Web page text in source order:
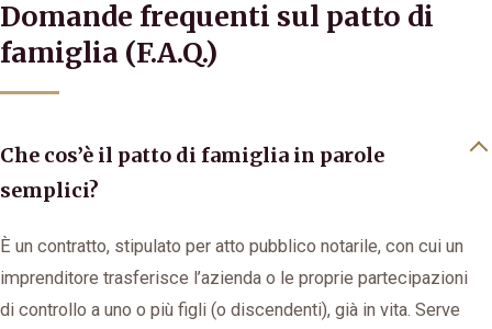
Domande frequenti sul patto di
famiglia (F.A.Q.)
Che cos’è il patto di famiglia in parole
semplici?
È un contratto, stipulato per atto pubblico notarile, con cui un
imprenditore trasferisce l’azienda o le proprie partecipazioni
di controllo a uno o più figli (o discendenti), già in vita. Serve